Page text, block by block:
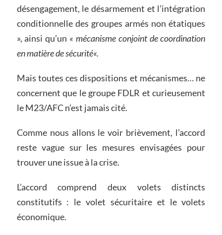
désengagement, le désarmement et l’intégration
conditionnelle des groupes armés non étatiques
», ainsi qu’un « mécanisme conjoint de coordination
en matière de sécurité«.
Mais toutes ces dispositions et mécanismes… ne
concernent que le groupe FDLR et curieusement
le M23/AFC n’est jamais cité.
Comme nous allons le voir brièvement, l’accord
reste vague sur les mesures envisagées pour
trouver une issue à la crise.
L’accord comprend deux volets distincts
constitutifs : le volet sécuritaire et le volets
économique.